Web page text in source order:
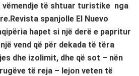
vëmendje të shtuar turistike nga
spanjolle El Nuevo
hapet si një derë e papritur
vend që për dekada të tëra
dhe izolimit, dhe që sot – nën
të reja – lejon veten të